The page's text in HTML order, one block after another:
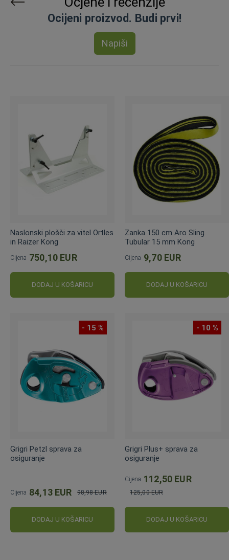
Ocijeni proizvod. Budi prvi!
Napiši
Naslonski plošči za vitel Ortles
in Raizer Kong
Cijena 750,10 EUR
DODAJ U KOŠARICU
Zanka 150 cm Aro Sling
Tubular 15 mm Kong
Cijena 9,70 EUR
DODAJ U KOŠARICU
- 15 %
Grigri Petzl sprava za
osiguranje
Cijena 84,13 EUR
cijena
98,98 EUR
DODAJ U KOŠARICU
- 10 %
Grigri Plus+ sprava za
osiguranje
Cijena 112,50 EUR
125,00 EUR
DODAJ U KOŠARICU